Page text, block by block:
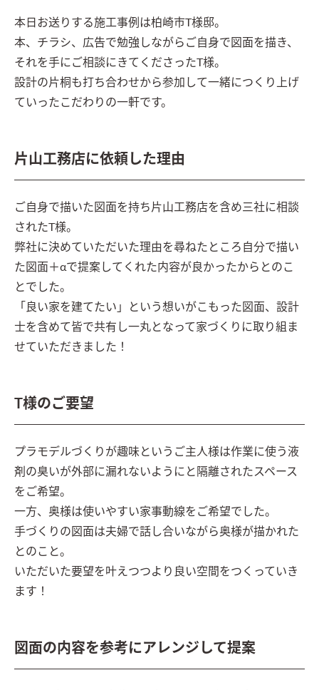
本日お送りする施工事例は柏崎市T様邸。
本、チラシ、広告で勉強しながらご自身で図面を描き、
それを手にご相談にきてくださったT様。
設計の片桐も打ち合わせから参加して一緒につくり上げ
ていったこだわりの一軒です。
片山工務店に依頼した理由
ご自身で描いた図面を持ち片山工務店を含め三社に相談
されたT様。
弊社に決めていただいた理由を尋ねたところ自分で描い
た図面＋αで提案してくれた内容が良かったからとのこ
とでした。
「良い家を建てたい」という想いがこもった図面、設計
士を含めて皆で共有し一丸となって家づくりに取り組ま
せていただきました！
T様のご要望
プラモデルづくりが趣味というご主人様は作業に使う液
剤の臭いが外部に漏れないようにと隔離されたスペース
をご希望。
一方、奥様は使いやすい家事動線をご希望でした。
手づくりの図面は夫婦で話し合いながら奥様が描かれた
とのこと。
いただいた要望を叶えつつより良い空間をつくっていき
ます！
図面の内容を参考にアレンジして提案